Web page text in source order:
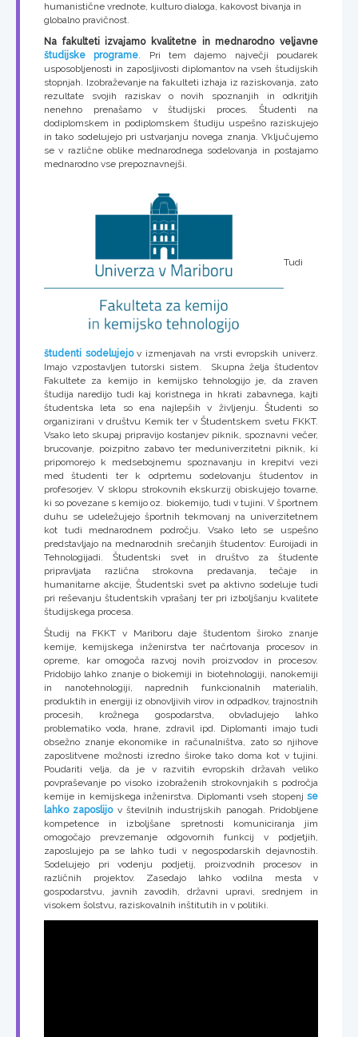
humanistične vrednote, kulturo dialoga, kakovost bivanja in
globalno pravičnost.
Na fakulteti izvajamo kvalitetne in mednarodno veljavne
študijske programe. Pri tem dajemo največji poudarek
usposobljenosti in zaposljivosti diplomantov na vseh študijskih
stopnjah. Izobraževanje na fakulteti izhaja iz raziskovanja, zato
rezultate svojih raziskav o novih spoznanjih in odkritjih
nenehno prenašamo v študijski proces. Študenti na
dodiplomskem in podiplomskem študiju uspešno raziskujejo
in tako sodelujejo pri ustvarjanju novega znanja. Vključujemo
se v različne oblike mednarodnega sodelovanja in postajamo
mednarodno vse prepoznavnejši.
Tudi
študenti sodelujejov izmenjavah na vrsti evropskih univerz.
Imajo vzpostavljen tutorski sistem. Skupna želja študentov
Fakultete za kemijo in kemijsko tehnologijo je, da zraven
študija naredijo tudi kaj koristnega in hkrati zabavnega, kajti
študentska leta so ena najlepših v življenju. Študenti so
organizirani v društvu Kemik ter v Študentskem svetu FKKT.
Vsako leto skupaj pripravijo kostanjev piknik, spoznavni večer,
brucovanje, poizpitno zabavo ter meduniverzitetni piknik, ki
pripomorejo k medsebojnemu spoznavanju in krepitvi vezi
med študenti ter k odprtemu sodelovanju študentov in
profesorjev. V sklopu strokovnih ekskurzij obiskujejo tovarne,
ki so povezane s kemijo oz. biokemijo, tudi v tujini. V športnem
duhu se udeležujejo športnih tekmovanj na univerzitetnem
kot tudi mednarodnem področju. Vsako leto se uspešno
predstavljajo na mednarodnih srečanjih študentov: Euroijadi in
Tehnologijadi. Študentski svet in društvo za študente
pripravljata različna strokovna predavanja, tečaje in
humanitarne akcije, Študentski svet pa aktivno sodeluje tudi
pri reševanju študentskih vprašanj ter pri izboljšanju kvalitete
študijskega procesa.
Študij na FKKT v Mariboru daje študentom široko znanje
kemije, kemijskega inženirstva ter načrtovanja procesov in
opreme, kar omogoča razvoj novih proizvodov in procesov.
Pridobijo lahko znanje o biokemiji in biotehnologiji, nanokemiji
in nanotehnologiji, naprednih funkcionalnih materialih,
produktih in energiji iz obnovljivih virov in odpadkov, trajnostnih
procesih, krožnega gospodarstva, obvladujejo lahko
problematiko voda, hrane, zdravil ipd. Diplomanti imajo tudi
obsežno znanje ekonomike in računalništva, zato so njihove
zaposlitvene možnosti izredno široke tako doma kot v tujini.
Poudariti velja, da je v razvitih evropskih državah veliko
povpraševanje po visoko izobraženih strokovnjakih s področja
kemije in kemijskega inženirstva. Diplomanti vseh stopenj se
lahko zaposlijov številnih industrijskih panogah. Pridobljene
kompetence in izboljšane spretnosti komuniciranja jim
omogočajo prevzemanje odgovornih funkcij v podjetjih,
zaposlujejo pa se lahko tudi v negospodarskih dejavnostih.
Sodelujejo pri vodenju podjetij, proizvodnih procesov in
različnih projektov. Zasedajo lahko vodilna mesta v
gospodarstvu, javnih zavodih, državni upravi, srednjem in
visokem šolstvu, raziskovalnih inštitutih in v politiki.